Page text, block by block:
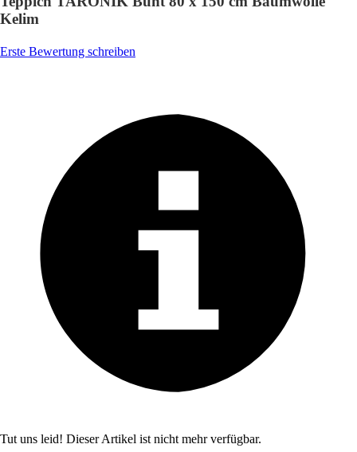
Kelim
Erste Bewertung schreiben
Tut uns leid! Dieser Artikel ist nicht mehr verfügbar.